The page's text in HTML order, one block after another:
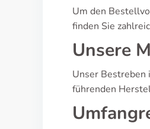
Um den
finden Sie
Unsere
Unser Bestreben
führenden